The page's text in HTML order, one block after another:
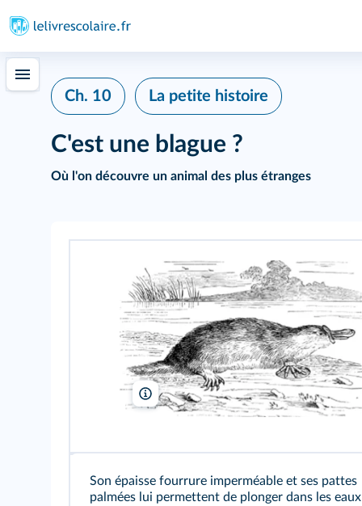
Ch. 10 La petite histoire
C'est une blague ?
Où l'on découvre un animal des plus étranges
Morphart Creation/Shutterstock
Son épaisse fourrure imperméable et ses pattes
palmées lui permettent de plonger dans les eaux